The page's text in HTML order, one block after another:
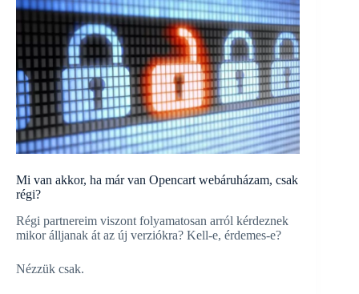
Mi van akkor, ha már van Opencart webáruházam, csak
régi?
Régi partnereim viszont folyamatosan arról kérdeznek
mikor álljanak át az új verziókra? Kell-e, érdemes-e?
Nézzük csak.